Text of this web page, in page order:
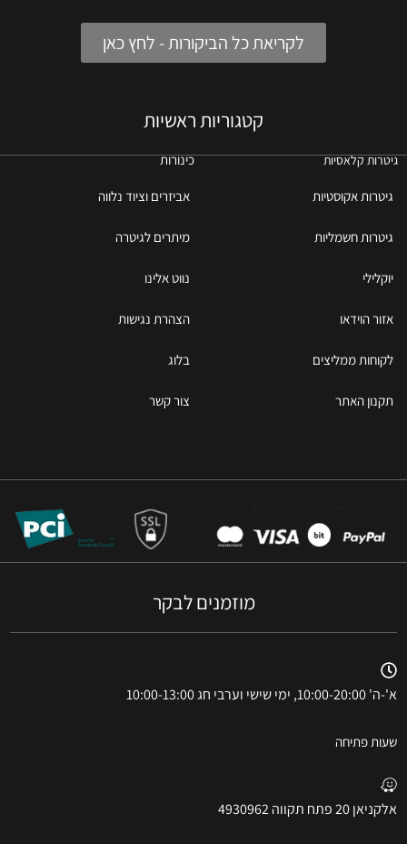
לקריאת כל הביקורות - לחץ כאן
קטגוריות ראשיות
גיטרות קלאסיות כינורות
גיטרות אקוסטיות אביזרים וציוד נלווה
גיטרות חשמליות מיתרים לגיטרה
יוקלילי נווט אלינו
אזור הוידאו הצהרת נגישות
לקוחות ממליצים בלוג
תקנון האתר צור קשר
מוזמנים לבקר
א'-ה' 10:00-20:00, ימי שישי וערבי חג 10:00-13:00
שעות פתיחה
אלקניאן 20 פתח תקווה 4930962